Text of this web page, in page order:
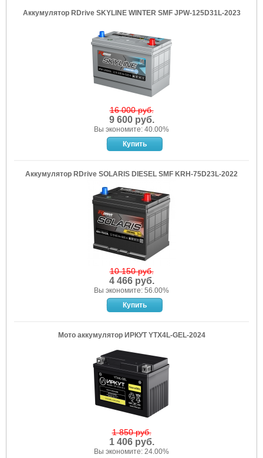
Аккумулятор RDrive SKYLINE WINTER SMF JPW-125D31L-2023
16 000 руб.
9 600 руб.
Вы экономите: 40.00%
Аккумулятор RDrive SOLARIS DIESEL SMF KRH-75D23L-2022
10 150 руб.
4 466 руб.
Вы экономите: 56.00%
Мото аккумулятор ИРКУТ YTX4L-GEL-2024
1 850 руб.
1 406 руб.
Вы экономите: 24.00%